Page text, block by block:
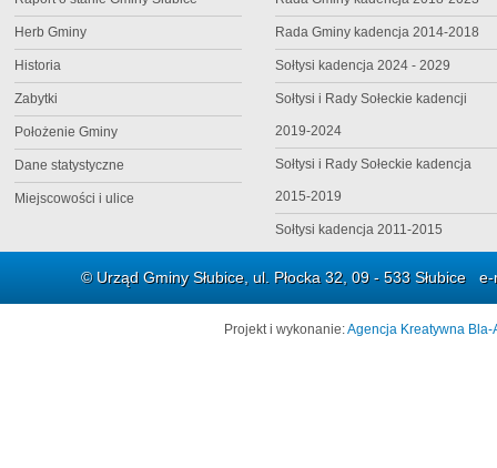
Herb Gminy
Historia
Zabytki
Położenie Gminy
Dane statystyczne
Miejscowości i ulice
Rada Gminy kadencja 2014-2018
Sołtysi kadencja 2024 - 2029
Sołtysi i Rady Sołeckie kadencji
2019-2024
Sołtysi i Rady Sołeckie kadencja
2015-2019
Sołtysi kadencja 2011-2015
© Urząd Gminy Słubice, ul. Płocka 32, 09 - 533 Słubice
Projekt i wykonanie:Agencja Kreatywna Bla-